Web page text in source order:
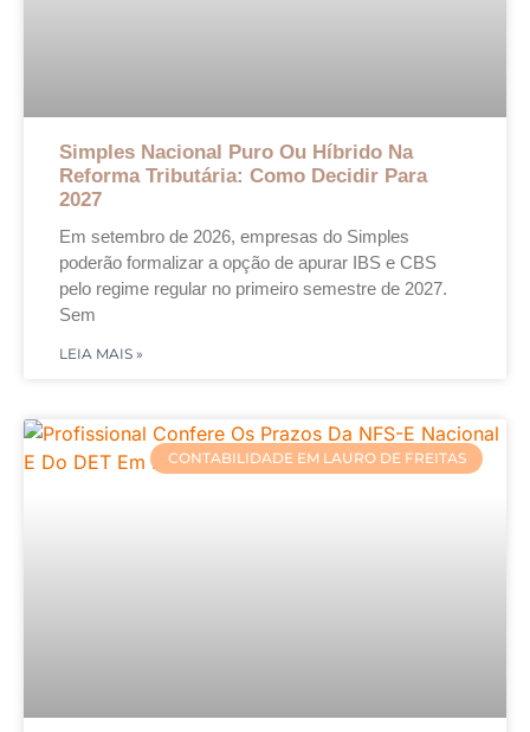
Simples Nacional Puro Ou Híbrido Na
Reforma Tributária: Como Decidir Para
2027
Em setembro de 2026, empresas do Simples
poderão formalizar a opção de apurar IBS e CBS
pelo regime regular no primeiro semestre de 2027.
Sem
LEIA MAIS »
CONTABILIDADE EM LAURO DE FREITAS